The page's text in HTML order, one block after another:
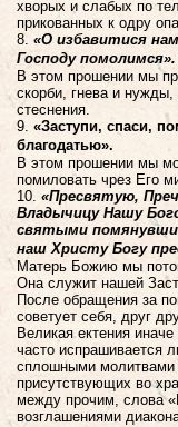
хворых и слабых по
прикованных к одру
8. «О избавитися
Господу помолимся».
В этом прошении мы
скорби, гнева и нужды,
стеснения.
9. «Заступи, спаси,
благодатью».
В этом прошении мы
помиловать чрез Его
10. «Пресвятую,
Владычицу Нашу
святыми помянувши
наш Христу Богу
Матерь Божию мы
Она служит нашей
После обращения за
советует себя, друг
Великая ектения
часто испрашивается
сплошными
присутствующих во
между прочим, слова
возглашениями